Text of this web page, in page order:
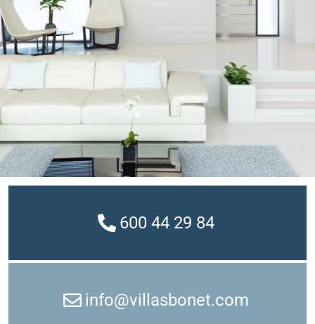
600 44 29 84
info@villasbonet.com